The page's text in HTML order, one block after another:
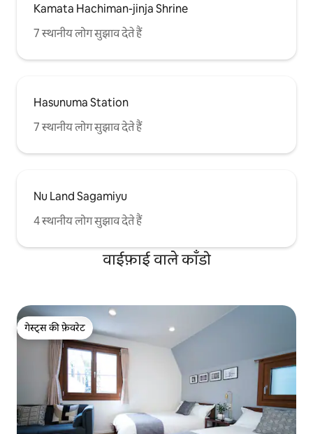
Kamata Hachiman-jinja Shrine
7 स्थानीय लोग सुझाव देते हैं
Hasunuma Station
7 स्थानीय लोग सुझाव देते हैं
Nu Land Sagamiyu
4 स्थानीय लोग सुझाव देते हैं
वाईफ़ाई वाले काँडो
गेस्ट्स की फ़ेवरेट
गेस्ट्स की फ़ेवरेट